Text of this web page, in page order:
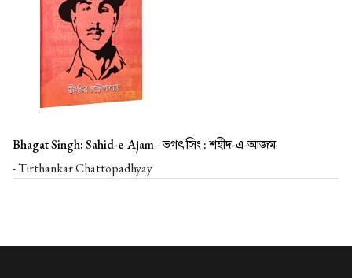
Bhagat Singh: Sahid-e-Ajam -ভগৎ সিং : শহীদ-এ-আজম
- Tirthankar Chattopadhyay